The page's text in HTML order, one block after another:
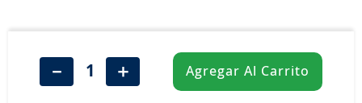
＋
－ Agregar Al Carrito